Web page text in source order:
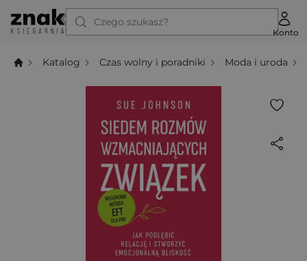
Czego szukasz?
Konto
Katalog Czas wolny i poradniki Moda i uroda